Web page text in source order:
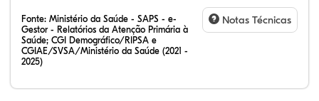
Fonte: Ministério da Saúde - SAPS - e-
Gestor - Relatórios da Atenção Primária à
Saúde; CGI Demográfico/RIPSA e
CGIAE/SVSA/Ministério da Saúde (2021 -
2025)
Notas Técnicas